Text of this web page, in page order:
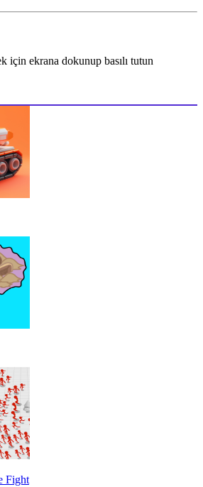
için ekrana dokunup basılı tutun
Fight